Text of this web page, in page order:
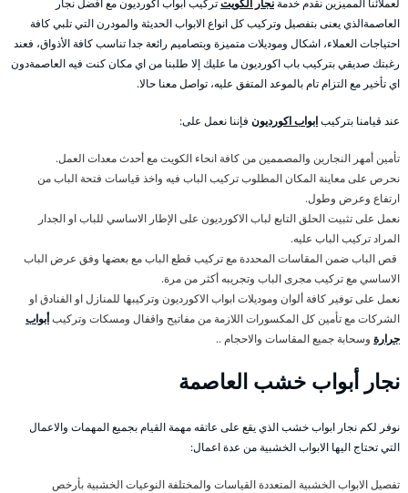
العاصمةالذي يعنى بتفصيل وتركيب كل انواع الابواب الحديثة والمودرن التي تلبي كافة
احتياجات العملاء، اشكال وموديلات متميزة وبتصاميم رائعة جدا تناسب كافة الأذواق، فعند
رغبتك صديقي بتركيب باب اكورديون ما عليك إلا طلبنا من اي مكان كنت فيه العاصمةدون
اي تأخير مع التزام تام بالموعد المتفق عليه، تواصل معنا حالا.
عند قيامنا بتركيبابواب اكورديون فإننا نعمل على:
تأمين أمهر النجارين والمصممين من كافة انحاء الكويت مع أحدث معدات العمل.
نحرص على معاينة المكان المطلوب تركيب الباب فيه واخذ قياسات فتحة الباب من
ارتفاع وعرض وطول.
نعمل على تثبيت الحلق التابع لباب الاكورديون على الإطار الاساسي للباب او الجدار
المراد تركيب الباب عليه.
قص الباب ضمن المقاسات المحددة مع تركيب قطع الباب مع بعضها وفق عرض الباب
الاساسي مع تركيب مجرى الباب وتجريبه أكثر من مرة.
نعمل على توفير كافة ألوان وموديلات ابواب الاكورديون وتركيبها للمنازل او الفنادق او
الشركات مع تأمين كل المكسورات اللازمة من مفاتيح واقفال ومسكات وتركيبأبواب
جرارة وسحابة جميع المقاسات والاحجام ..
نجار أبواب خشب العاصمة
نوفر لكم نجار ابواب خشب الذي يقع على عاتقه مهمة القيام بجميع المهمات والاعمال
التي تحتاج اليها الابواب الخشبية من عدة اعمال:
تفصيل الابواب الخشبية المتعددة القياسات والمختلفة النوعيات الخشبية بأرخص